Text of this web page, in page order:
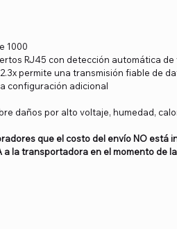
1000
RJ45 con detección automática
permite una transmisión fiable de
configuración adicional
daños por alto voltaje, humedad,
que el costo del envío NO
a la transportadora en el momento de